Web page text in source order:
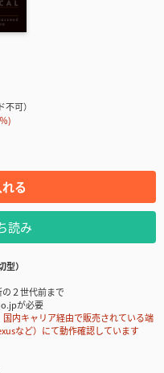
可）
)
る
読み
）
２世代前まで
が必要
内キャリア経由で販売されている端
など）にて動作確認しています